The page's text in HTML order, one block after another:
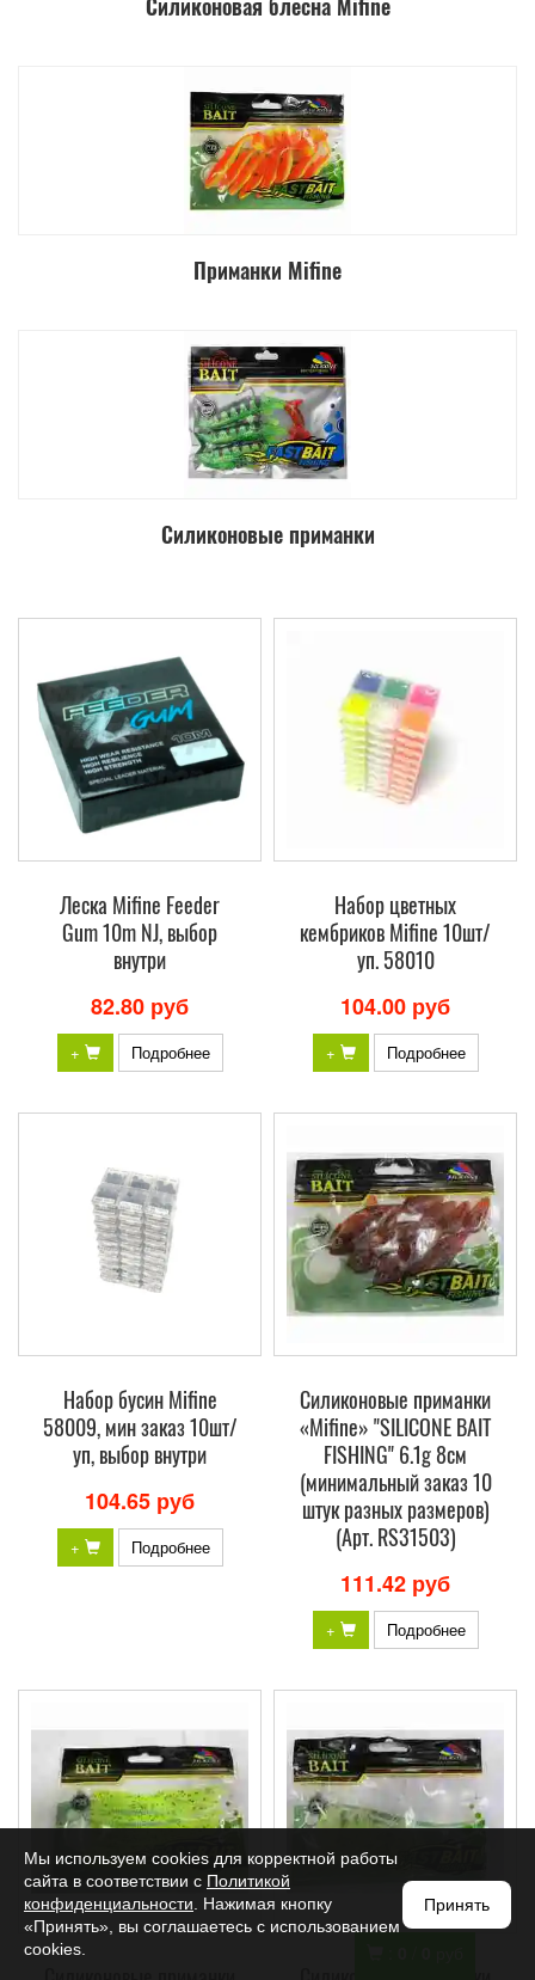
Силиконовая блесна Mifine
Приманки Mifine
Силиконовые приманки
Леска Mifine Feeder
Gum 10m NJ, выбор
внутри
82.80 руб
+ Подробнее
Набор цветных
кембриков Mifine 10шт/
уп. 58010
104.00 руб
+ Подробнее
Набор бусин Mifine
58009, мин заказ 10шт/
уп, выбор внутри
104.65 руб
+ Подробнее
Силиконовые приманки
«Mifine» "SILICONE BAIT
FISHING" 6.1g 8см
(минимальный заказ 10
штук разных размеров)
(Арт. RS31503)
111.42 руб
+ Подробнее
Мы используем cookies для корректной работы
сайта в соответствии с Политикой
конфиденциальности . Нажимая кнопку
«Принять», вы соглашаетесь с использованием
cookies.
Принять